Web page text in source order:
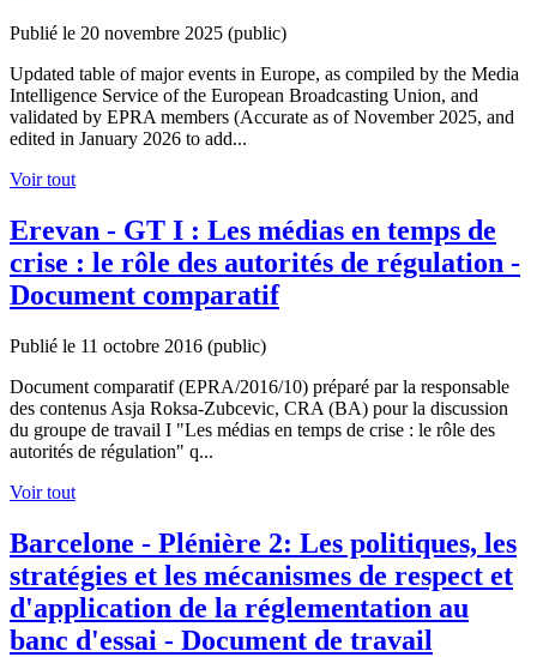
Publié le 20 novembre 2025 (public)
Updated table of major events in Europe, as compiled by the Media
Intelligence Service of the European Broadcasting Union, and
validated by EPRA members (Accurate as of November 2025, and
edited in January 2026 to add...
Voir tout
Erevan - GT I : Les médias en temps de
crise : le rôle des autorités de régulation -
Document comparatif
Publié le 11 octobre 2016 (public)
Document comparatif (EPRA/2016/10) préparé par la responsable
des contenus Asja Roksa-Zubcevic, CRA (BA) pour la discussion
du groupe de travail I "Les médias en temps de crise : le rôle des
autorités de régulation" q...
Voir tout
Barcelone - Plénière 2: Les politiques, les
stratégies et les mécanismes de respect et
d'application de la réglementation au
banc d'essai - Document de travail